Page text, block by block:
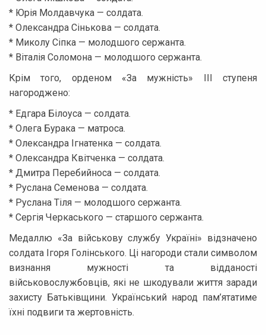
* Юрія Молдавчука — солдата.
* Олександра Сінькова — солдата.
* Миколу Сіпка — молодшого сержанта.
* Віталія Соломона — молодшого сержанта.
Крім того, орденом «За мужність» ІІІ ступеня
нагороджено:
* Едгара Білоуса — солдата.
* Олега Бурака — матроса.
* Олександра Ігнатенка — солдата.
* Олександра Квітченка — солдата.
* Дмитра Перебийноса — солдата.
* Руслана Семенова — солдата.
* Руслана Тіля — молодшого сержанта.
* Сергія Черкаського — старшого сержанта.
Медаллю «За військову службу Україні» відзначено
солдата Ігоря Голінського. Ці нагороди стали символом
визнання мужності та відданості
військовослужбовців, які не шкодували життя заради
захисту Батьківщини. Український народ пам’ятатиме
їхні подвиги та жертовність.